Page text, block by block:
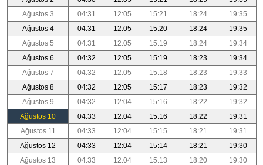
Ağustos 3
04:31 12:05 15:21 18:24
19:35
Ağustos 4
04:31 12:05 15:20 18:24
19:35
Ağustos 5
04:31 12:05 15:19 18:24
19:34
Ağustos 6
04:32 12:05 15:19 18:23
19:34
Ağustos 7
04:32 12:05 15:18 18:23
19:33
Ağustos 8
04:32 12:05 15:17 18:23
19:32
Ağustos 9
04:32 12:04 15:16 18:22
19:32
Ağustos 10
04:33 12:04 15:16 18:22
19:31
Ağustos 11
04:33 12:04 15:15 18:21
19:31
Ağustos 12
04:33 12:04 15:14 18:21
19:30
Ağustos 13
04:33 12:04 15:13 18:20
19:30